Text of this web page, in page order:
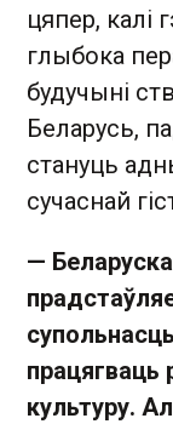
цяпер, калі
глыбока
будучыні
Беларусь,
стануць
сучаснай
—
працягваць
культуру.